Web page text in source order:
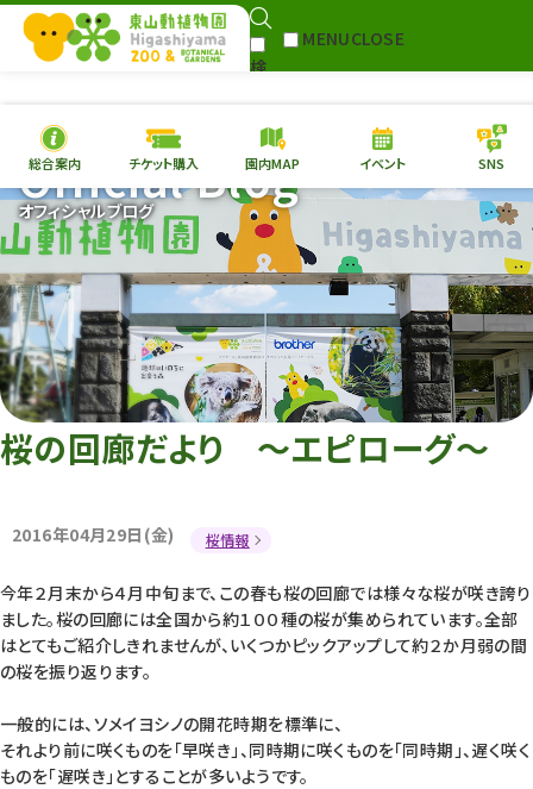
検
MENUCLOSE
本日の開園情報 チケッ
園内MAP イベント
総合案内
動物園 植物園 フ
再生プラン
東山動植物園
への支援
環境教育
総合案内 チケット購入 園内MAP イベント SNS
オフィシャルブログ
Official Blog
桜の回廊だより 〜エピローグ〜
2016年04月29日(金) 桜情報
今年２月末から４月中旬まで、この春も桜の回廊では様々な桜が咲き誇り
ました。桜の回廊には全国から約１００種の桜が集められています。全部
はとてもご紹介しきれませんが、いくつかピックアップして約２か月弱の間
の桜を振り返ります。
一般的には、ソメイヨシノの開花時期を標準に、
それより前に咲くものを「早咲き」、同時期に咲くものを「同時期」、遅く咲く
ものを「遅咲き」とすることが多いようです。